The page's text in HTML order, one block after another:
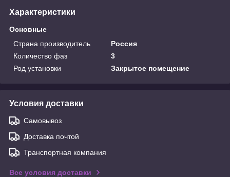
Характеристики
Основные
Страна производитель
Россия
Количество фаз
3
Род установки
Закрытое помещение
Условия доставки
Самовывоз
Доставка почтой
Транспортная компания
Все условия доставки